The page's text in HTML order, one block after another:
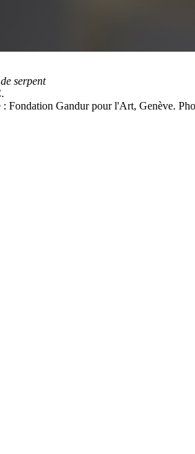
serpent
Fondation Gandur pour l'Art, Genève.